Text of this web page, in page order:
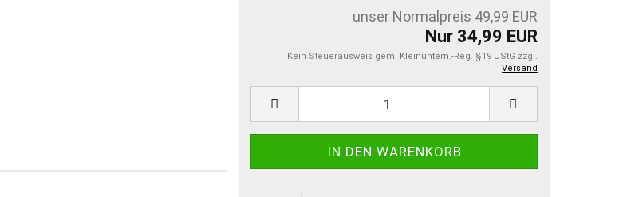
unser Normalpreis 49,99 EUR
Nur 34,99 EUR
Kein Steuerausweis gem. Kleinuntern.-Reg. §19 UStG zzgl.
Versand